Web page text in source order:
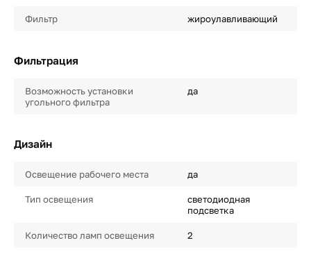
Фильтр жироулавливающий
Фильтрация
Возможность установки
угольного фильтра
да
Дизайн
Освещение рабочего места да
Тип освещения
светодиодная
подсветка
Количество ламп освещения 2